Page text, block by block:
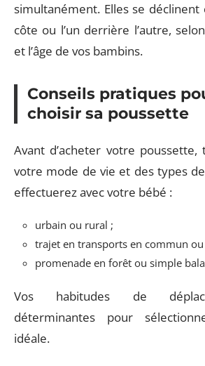
simultanément. Elles se déclinent
côte ou l’un derrière l’autre,
et l’âge de vos bambins.
Conseils pratiques
choisir sa poussette
Avant d’acheter votre
votre mode de vie et des types
effectuerez avec votre bébé :
urbain ou rural ;
trajet en transports en commun
promenade en forêt ou simple
Vos habitudes de
déterminantes pour
idéale.